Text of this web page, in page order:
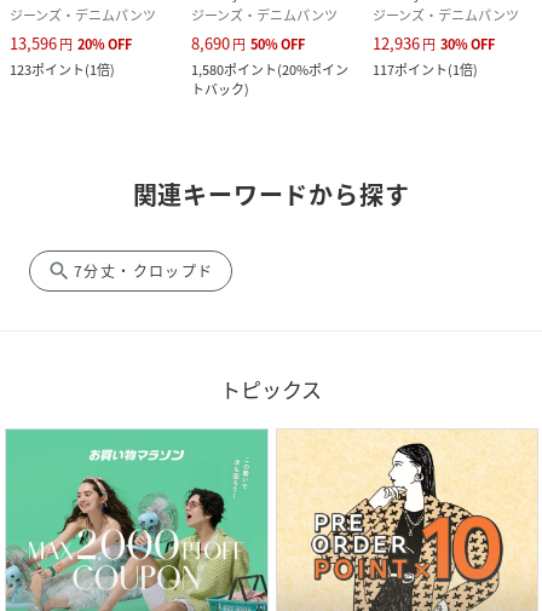
ジーンズ・デニムパンツ
13,596円 20%OFF
123ポイント(1倍)
ジーンズ・デニムパンツ
8,690円 50%OFF
1,580ポイント(20%ポイン
トバック)
ジーンズ・デニムパンツ
12,936円 30%OFF
117ポイント(1倍)
関連キーワードから探す
search 7分丈・クロップド
トピックス